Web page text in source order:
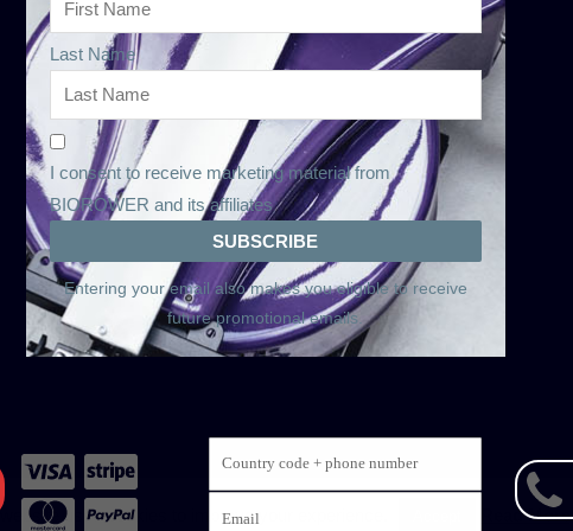
Last Name
I consent to receive marketing material from
BIOROWER and its affiliates
Entering your email also makes you eligible to receive
future promotional emails.
uses cookies to improve your experience. Read More